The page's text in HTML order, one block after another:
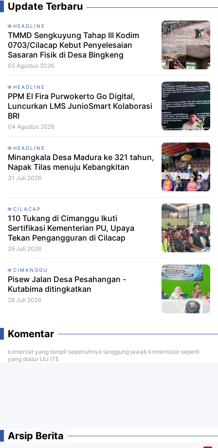
Update Terbaru
HEADLINE
TMMD Sengkuyung Tahap III Kodim
0703/Cilacap Kebut Penyelesaian
Sasaran Fisik di Desa Bingkeng
05 Agustus 2026
HEADLINE
PPM El Fira Purwokerto Go Digital,
Luncurkan LMS JunioSmart Kolaborasi
BRI
04 Agustus 2026
HEADLINE
Minangkala Desa Madura ke 321 tahun,
Napak Tilas menuju Kebangkitan
31 Juli 2026
CILACAP
110 Tukang di Cimanggu Ikuti
Sertifikasi Kementerian PU, Upaya
Tekan Pengangguran di Cilacap
29 Juli 2026
CIMANGGU
Pisew Jalan Desa Pesahangan -
Kutabima ditingkatkan
28 Juli 2026
Komentar
komentar yang tampil sepenuhnya tanggung jawab komentator seperti
yang diatur UU ITE
Arsip Berita